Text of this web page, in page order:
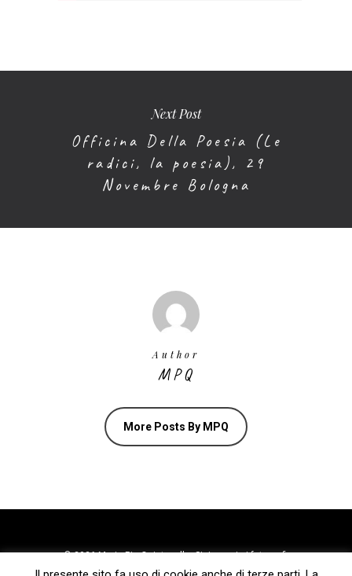
Next Post
Officina Della Poesia (Le
radici, la poesia), 29
Novembre Bologna
Author
MPQ
More Posts By MPQ
© 2026 Maria Pia Quintavalla. Si ringrazia i fotografi:
Giovanni Rubino, Michele Corleone, Daniele Ferroni, Paola